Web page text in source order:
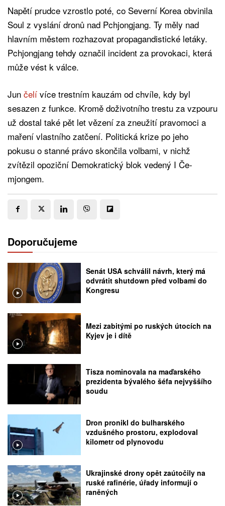
Napětí prudce vzrostlo poté, co Severní Korea obvinila
Soul z vyslání dronů nad Pchjongjang. Ty měly nad
hlavním městem rozhazovat propagandistické letáky.
Pchjongjang tehdy označil incident za provokaci, která
může vést k válce.
Jun čelí více trestním kauzám od chvíle, kdy byl
sesazen z funkce. Kromě doživotního trestu za vzpouru
už dostal také pět let vězení za zneužití pravomoci a
maření vlastního zatčení. Politická krize po jeho
pokusu o stanné právo skončila volbami, v nichž
zvítězil opoziční Demokratický blok vedený I Če-
mjongem.
Doporučujeme
Senát USA schválil návrh, který má
odvrátit shutdown před volbami do
Kongresu
Mezi zabitými po ruských útocích na
Kyjev je i dítě
Tisza nominovala na maďarského
prezidenta bývalého šéfa nejvyššího
soudu
Dron pronikl do bulharského
vzdušného prostoru, explodoval
kilometr od plynovodu
Ukrajinské drony opět zaútočily na
ruské rafinérie, úřady informují o
raněných